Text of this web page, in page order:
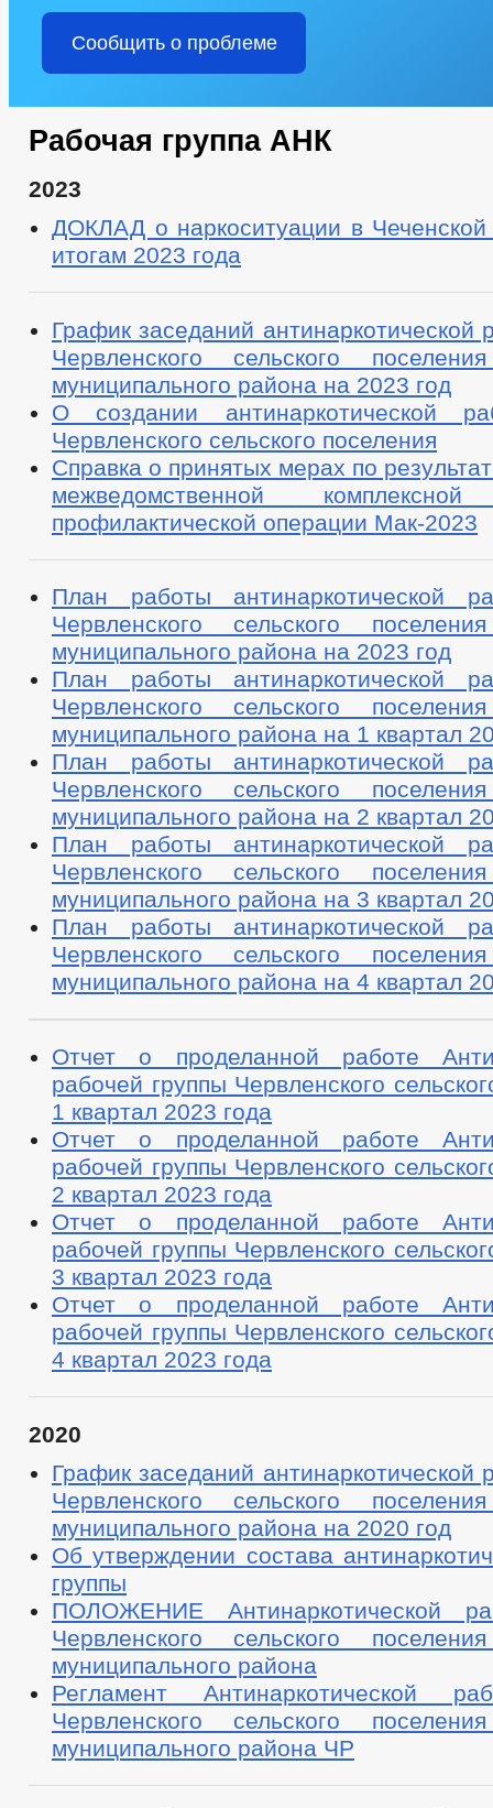
Сообщить о проблеме
Рабочая группа АНК
2023
ДОКЛАД о наркоситуации в Чеченской
итогам 2023 года
График заседаний антинаркотической
Червленского сельского
муниципального района на 2023 год
О создании антинаркотической
Червленского сельского поселения
Справка о принятых мерах по
межведомственной комплексной
профилактической операции Мак-2023
План работы антинаркотической
Червленского сельского
муниципального района на 2023 год
План работы антинаркотической
Червленского сельского
муниципального района на 1 квартал
План работы антинаркотической
Червленского сельского
муниципального района на 2 квартал
План работы антинаркотической
Червленского сельского
муниципального района на 3 квартал
План работы антинаркотической
Червленского сельского
муниципального района на 4 квартал
Отчет о проделанной работе
рабочей группы Червленского
1 квартал 2023 года
Отчет о проделанной работе
рабочей группы Червленского
2 квартал 2023 года
Отчет о проделанной работе
рабочей группы Червленского
3 квартал 2023 года
Отчет о проделанной работе
рабочей группы Червленского
4 квартал 2023 года
2020
График заседаний антинаркотической
Червленского сельского
муниципального района на 2020 год
Об утверждении состава
группы
ПОЛОЖЕНИЕ Антинаркотической
Червленского сельского
муниципального района
Регламент Антинаркотической
Червленского сельского
муниципального района ЧР